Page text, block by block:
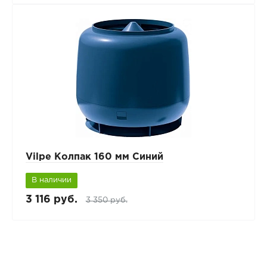
Vilpe Колпак 160 мм Синий
В наличии
3 116 руб. 3 350 руб.